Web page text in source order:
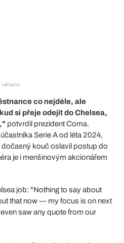
co nejdéle, ale
si přeje odejít do Chelsea,
potvrdil prezident Coma.
Serie A od léta 2024,
dočasný kouč oslavil postup do
je i menšinovým akcionářem
job: "Nothing to say about
that now — my focus is on next
saw any quote from our